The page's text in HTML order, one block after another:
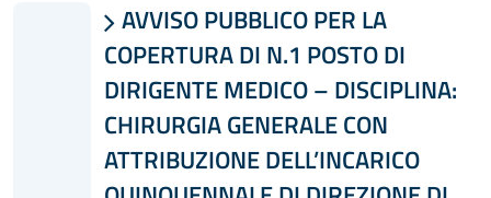
 AVVISO PUBBLICO PER LA
COPERTURA DI N.1 POSTO DI
DIRIGENTE MEDICO – DISCIPLINA:
CHIRURGIA GENERALE CON
ATTRIBUZIONE DELL’INCARICO